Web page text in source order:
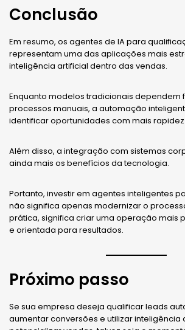
Conclusão
Em resumo, os agentes de IA para
representam uma das aplicações mais
inteligência artificial dentro das vendas.
Enquanto modelos tradicionais dependem
processos manuais, a automação
identificar oportunidades com mais
Além disso, a integração com sistemas
ainda mais os benefícios da tecnologia.
Portanto, investir em agentes inteligentes
não significa apenas modernizar o
prática, significa criar uma operação mais
e orientada para resultados.
Próximo passo
Se sua empresa deseja qualificar leads
aumentar conversões e utilizar inteligência